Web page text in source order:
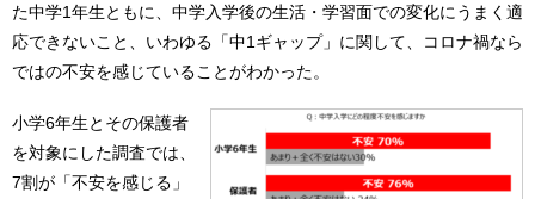
た中学1年生ともに、中学入学後の生活・学習面での変化にうまく適
応できないこと、いわゆる「中1ギャップ」に関して、コロナ禍なら
ではの不安を感じていることがわかった。
小学6年生とその保護者
を対象にした調査では、
7割が「不安を感じる」